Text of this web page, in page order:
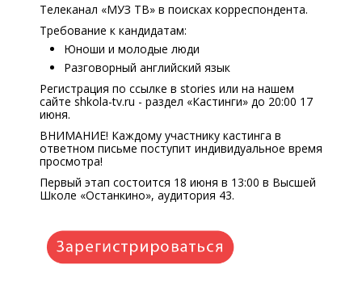
Телеканал «МУЗ ТВ» в поисках корреспондента.
Требование к кандидатам:
Юноши и молодые люди
Разговорный английский язык
Регистрация по ссылке в stories или на нашем
сайте shkola-tv.ru - раздел «Кастинги» до 20:00 17
июня.
ВНИМАНИЕ! Каждому участнику кастинга в
ответном письме поступит индивидуальное время
просмотра!
Первый этап состоится 18 июня в 13:00 в Высшей
Школе «Останкино», аудитория 43.